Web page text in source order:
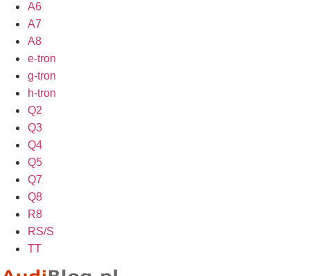
A6
A7
A8
e-tron
g-tron
h-tron
Q2
Q3
Q4
Q5
Q7
Q8
R8
RS/S
TT